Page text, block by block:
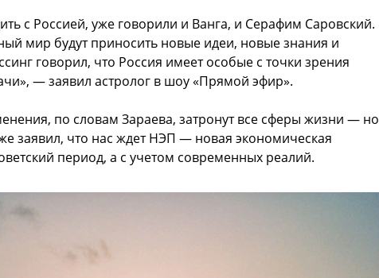
с Россией, уже говорили и Ванга, и Серафим Саровский.
мир будут приносить новые идеи, новые знания и
говорил, что Россия имеет особые с точки зрения
— заявил астролог в шоу «Прямой эфир».
по словам Зараева, затронут все сферы жизни — но
заявил, что нас ждет НЭП — новая экономическая
период, а с учетом современных реалий.